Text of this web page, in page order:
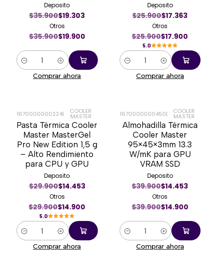
Deposito
$35.900$19.303
Otros
$35.900$19.900
Cantidad
Comprar ahora
Deposito
$25.900$17.363
Otros
$25.900$17.900
5.0
Cantidad
Comprar ahora
-50%
1670000000224| COOLER
MASTER
Pasta Térmica Cooler
Master MasterGel
Pro New Edition 1,5 g
– Alto Rendimiento
para CPU y GPU
Deposito
$29.900$14.453
Otros
$29.900$14.900
5.0
Cantidad
Comprar ahora
-63%
1670000000450| COOLER
MASTER
Almohadilla Térmica
Cooler Master
95×45×3mm 13.3
W/mK para GPU
VRAM SSD
Deposito
$39.900$14.453
Otros
$39.900$14.900
Cantidad
Comprar ahora